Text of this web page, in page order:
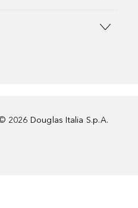
2026 Douglas Italia S.p.A.